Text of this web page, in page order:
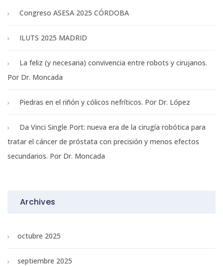
Congreso ASESA 2025 CÓRDOBA
ILUTS 2025 MADRID
La feliz (y necesaria) convivencia entre robots y cirujanos.
Por Dr. Moncada
Piedras en el riñón y cólicos nefríticos. Por Dr. López
Da Vinci Single Port: nueva era de la cirugía robótica para
tratar el cáncer de próstata con precisión y menos efectos
secundarios. Por Dr. Moncada
Archives
octubre 2025
septiembre 2025